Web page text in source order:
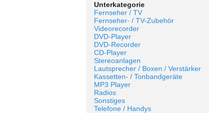
Unterkategorie
Fernseher / TV
Fernseher- / TV-Zubehör
Videorecorder
DVD-Player
DVD-Recorder
CD-Player
Stereoanlagen
Lautsprecher / Boxen / Verstärker
Kassetten- / Tonbandgeräte
MP3 Player
Radios
Sonstiges
Telefone / Handys